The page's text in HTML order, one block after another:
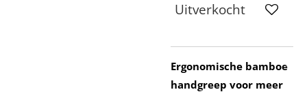
Uitverkocht
Ergonomische bamboe
handgreep voor meer